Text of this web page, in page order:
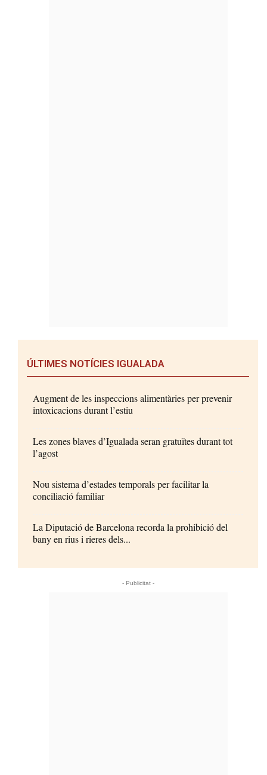
ÚLTIMES NOTÍCIES IGUALADA
Augment de les inspeccions alimentàries per prevenir
intoxicacions durant l’estiu
Les zones blaves d’Igualada seran gratuïtes durant tot
l’agost
Nou sistema d’estades temporals per facilitar la
conciliació familiar
La Diputació de Barcelona recorda la prohibició del
bany en rius i rieres dels...
- Publicitat -